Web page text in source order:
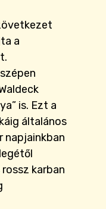
a
is. Ezt a
általános
napjainkban
karban